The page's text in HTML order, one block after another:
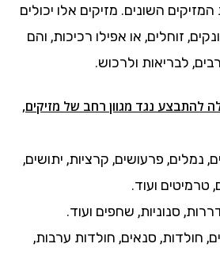
השונים. מזיקים אלו יכולים
זוחלים, או אפילו רכיכות, והם
לבריאות ולרכוש.
להתבצע נגד מגוון רחב של מזיקים,
נמלים, פרעושים, קרציות, יתושים,
טרמיטים ועוד.
דררות, סנוניות, שחפים ועוד.
חולדות, סנאים, חולדות ערבות,